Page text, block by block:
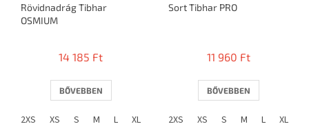
Rövidnadrág Tibhar
OSMIUM
14 185 Ft
BŐVEBBEN
2XS XS S M L XL 3XL 4XL
Sort Tibhar PRO
11 960 Ft
BŐVEBBEN
2XS XS S M L XL